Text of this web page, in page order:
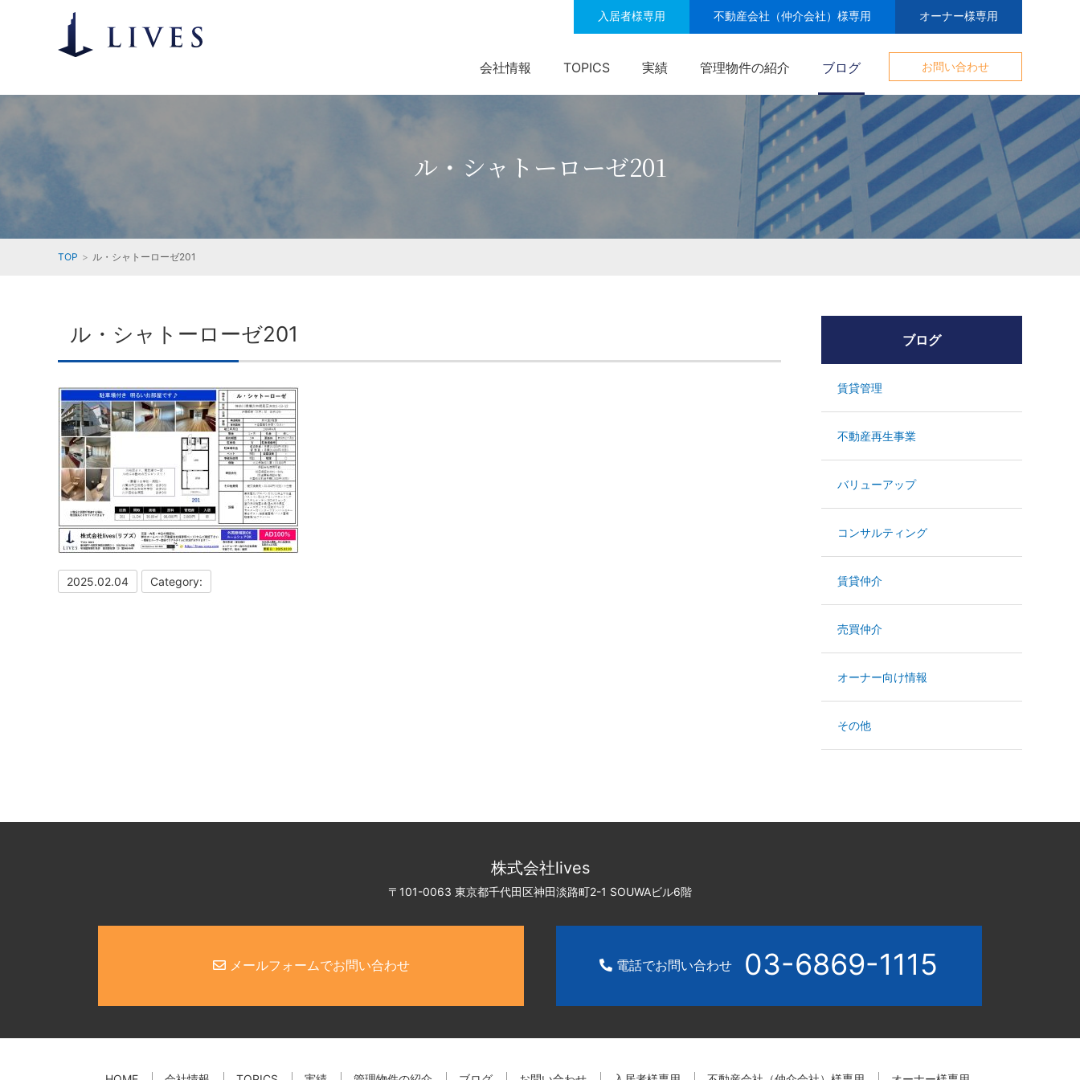
入居者様専用 不動産会社（仲介会社）様専用 オーナー様専用
会社情報 TOPICS 実績 管理物件の紹介 ブログ お問い合わせ
ル・シャトーローゼ201
TOP ル・シャトーローゼ201
ル・シャトーローゼ201
2025.02.04 Category:
ブログ
賃貸管理
不動産再生事業
バリューアップ
コンサルティング
賃貸仲介
売買仲介
オーナー向け情報
その他
株式会社lives
〒101-0063 東京都千代田区神田淡路町2-1 SOUWAビル6階
メールフォームでお問い合わせ 電話でお問い合わせ 03-6869-1115